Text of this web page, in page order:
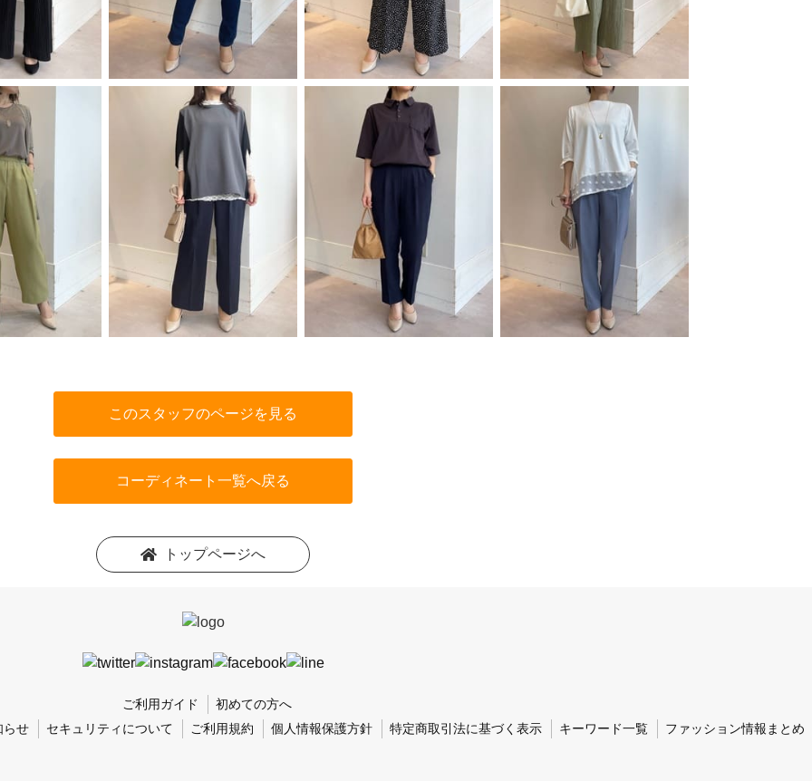
このスタッフのページを見る
コーディネート一覧へ戻る
トップページへ
ご利用ガイド
初めての方へ
らせ
セキュリティについて ご利用規約 個人情報保護方針 特定商取引法に基づく表示 キーワード一覧 ファッション情報まとめ